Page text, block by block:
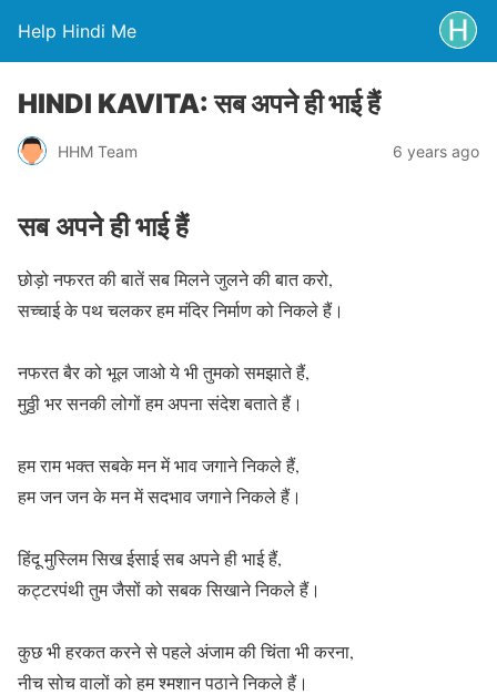
Help Hindi Me
HINDI KAVITA: सब अपने ही भाई हैं
HHM Team 6 years ago
सब अपने ही भाई हैं
छोड़ो नफरत की बातें सब मिलने जुलने की बात करो,
सच्चाई के पथ चलकर हम मंदिर निर्माण को निकले हैं।
नफरत बैर को भूल जाओ ये भी तुमको समझाते हैं,
मुठ्ठी भर सनकी लोगों हम अपना संदेश बताते हैं।
हम राम भक्त सबके मन में भाव जगाने निकले हैं,
हम जन जन के मन में सदभाव जगाने निकले हैं।
हिंदू मुस्लिम सिख ईसाई सब अपने ही भाई हैं,
कट्टरपंथी तुम जैसों को सबक सिखाने निकले हैं।
कुछ भी हरकत करने से पहले अंजाम की चिंता भी करना,
नीच सोच वालों को हम श्मशान पठाने निकले हैं।